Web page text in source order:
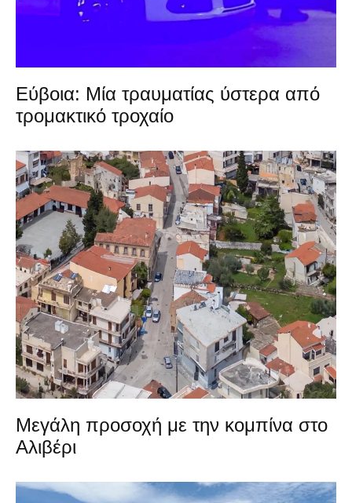
Εύβοια: Μία τραυματίας ύστερα από
τρομακτικό τροχαίο
Μεγάλη προσοχή με την κομπίνα στο
Αλιβέρι